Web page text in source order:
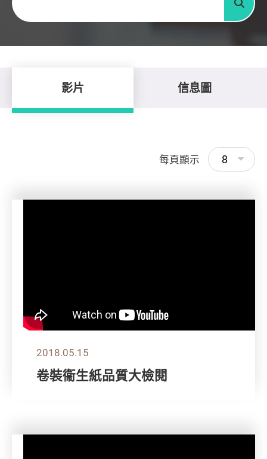
搜尋
影片 信息圖
每頁顯示 8
2018.05.15
卷裝衞生紙品質大檢閱